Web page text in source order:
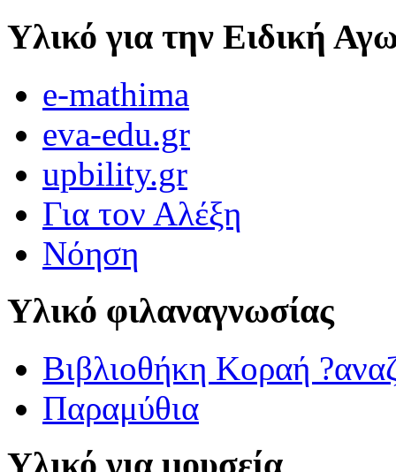
Υλικό για την Ειδική
e-mathima
eva-edu.gr
upbility.gr
Για τον Αλέξη
Νόηση
Υλικό φιλαναγνωσίας
Βιβλιοθήκη Κοραή
Παραμύθια